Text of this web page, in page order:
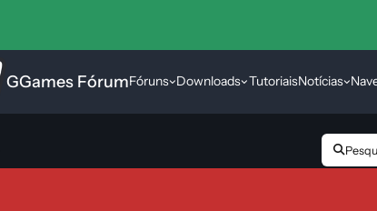
GGames FórumFóruns Downloads TutoriaisNotícias